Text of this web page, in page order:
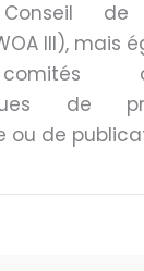
Conseil de
WOA III), mais
de
ou de